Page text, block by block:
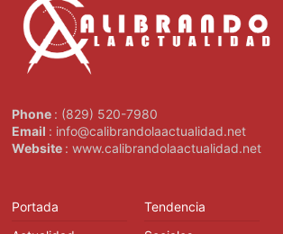
Phone : (829) 520-7980
Email : info@calibrandolaactualidad.net
Website : www.calibrandolaactualidad.net
Portada
Tendencia